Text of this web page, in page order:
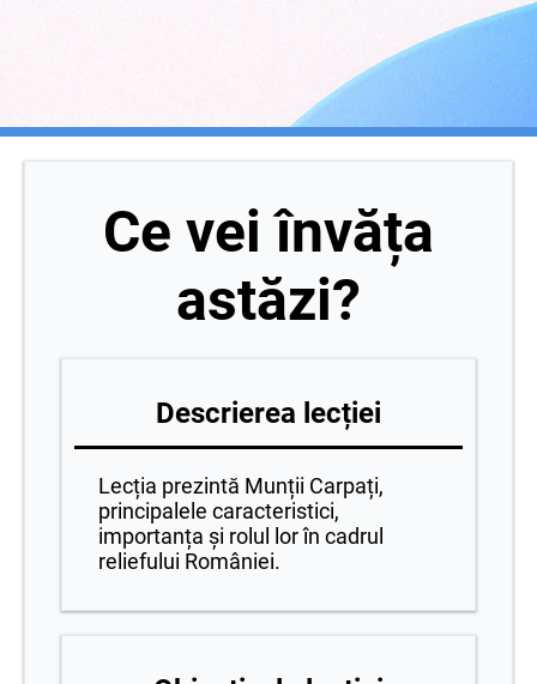
Ce vei învăța
astăzi?
Descrierea lecției
Lecția prezintă Munții Carpați,
principalele caracteristici,
importanța și rolul lor în cadrul
reliefului României.